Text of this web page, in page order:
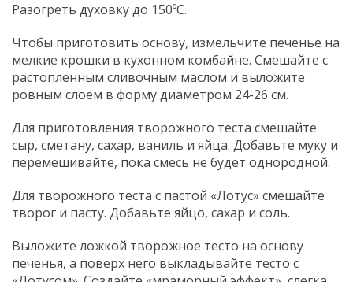
Разогреть духовку до 150ºC.
Чтобы приготовить основу, измельчите печенье на
мелкие крошки в кухонном комбайне. Смешайте с
растопленным сливочным маслом и выложите
ровным слоем в форму диаметром 24-26 см.
Для приготовления творожного теста смешайте
сыр, сметану, сахар, ваниль и яйца. Добавьте муку и
перемешивайте, пока смесь не будет однородной.
Для творожного теста с пастой «Лотус» смешайте
творог и пасту. Добавьте яйцо, сахар и соль.
Выложите ложкой творожное тесто на основу
печенья, а поверх него выкладывайте тесто с